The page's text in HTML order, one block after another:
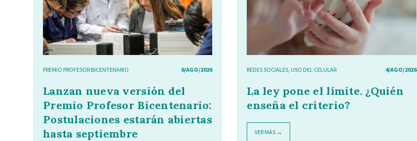
PREMIO PROFESOR BICENTENARIO 6/AGO/2026
Lanzan nueva versión del
Premio Profesor Bicentenario:
Postulaciones estarán abiertas
hasta septiembre
REDES SOCIALES, USO DEL CELULAR 4/AGO/2026
La ley pone el límite. ¿Quién
enseña el criterio?
VER MÁS →